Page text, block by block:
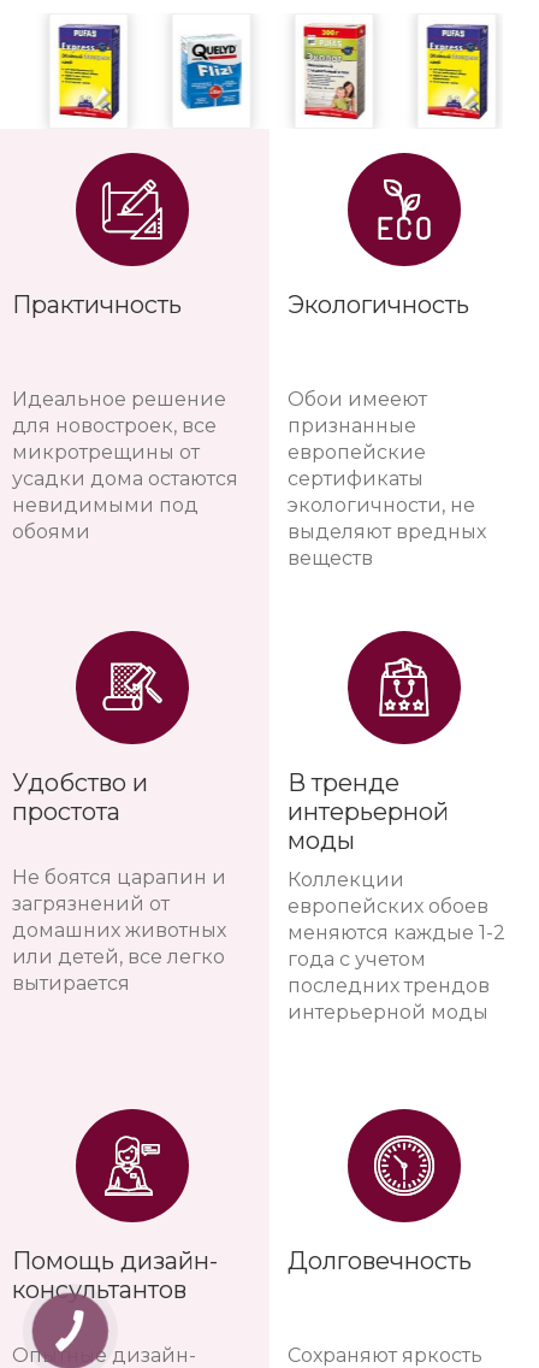
Практичность
Идеальное решение
для новостроек, все
микротрещины от
усадки дома остаются
невидимыми под
обоями
Удобство и
простота
Не боятся царапин и
загрязнений от
домашних животных
или детей, все легко
вытирается
Помощь дизайн-
консультантов
Опытные дизайн-
Экологичность
Обои имееют
признанные
европейские
сертификаты
экологичности, не
выделяют вредных
веществ
В тренде
интерьерной
моды
Коллекции
европейских обоев
меняются каждые 1-2
года с учетом
последних трендов
интерьерной моды
Долговечность
Сохраняют яркость